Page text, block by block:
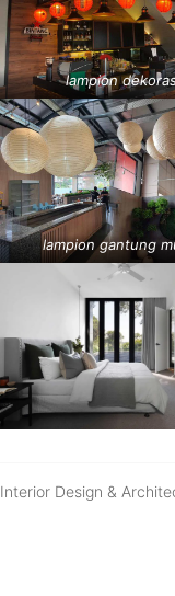
lampion
lampion gantung
Interior Design &